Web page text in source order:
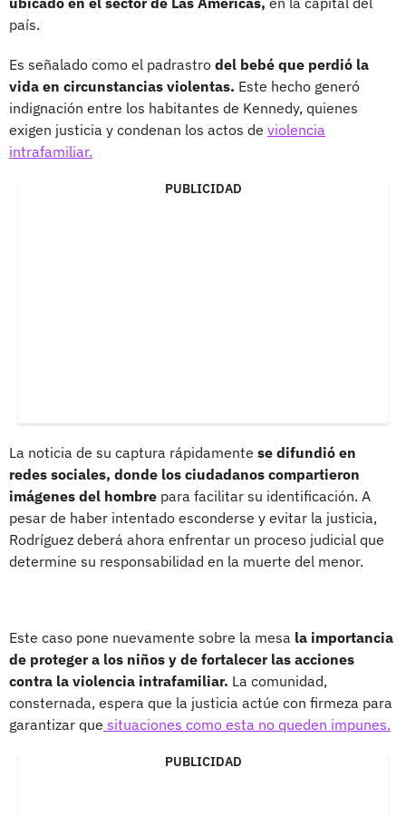
país.
Es señalado como el padrastro del bebé que perdió la
vida en circunstancias violentas. Este hecho generó
indignación entre los habitantes de Kennedy, quienes
exigen justicia y condenan los actos de violencia
intrafamiliar.
PUBLICIDAD
La noticia de su captura rápidamente se difundió en
redes sociales, donde los ciudadanos compartieron
imágenes del hombre para facilitar su identificación. A
pesar de haber intentado esconderse y evitar la justicia,
Rodríguez deberá ahora enfrentar un proceso judicial que
determine su responsabilidad en la muerte del menor.
Este caso pone nuevamente sobre la mesa la importancia
de proteger a los niños y de fortalecer las acciones
contra la violencia intrafamiliar. La comunidad,
consternada, espera que la justicia actúe con firmeza para
garantizar que situaciones como esta no queden impunes.
PUBLICIDAD